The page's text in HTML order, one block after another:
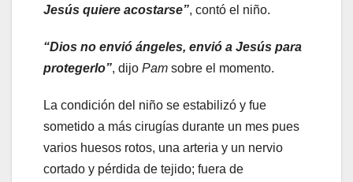
Jesús quiere acostarse”, contó el niño.
“Dios no envió ángeles, envió a Jesús para
protegerlo”, dijo Pam sobre el momento.
La condición del niño se estabilizó y fue
sometido a más cirugías durante un mes pues
varios huesos rotos, una arteria y un nervio
cortado y pérdida de tejido; fuera de